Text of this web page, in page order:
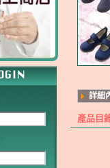
詳細
產品目